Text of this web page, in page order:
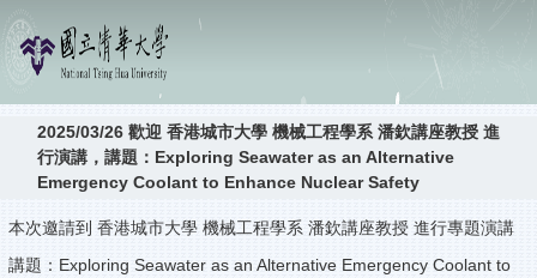
2025/03/26 歡迎 香港城市大學 機械工程學系 潘欽講座教授 進
行演講，講題：Exploring Seawater as an Alternative
Emergency Coolant to Enhance Nuclear Safety
本次邀請到 香港城市大學 機械工程學系 潘欽講座教授 進行專題演講
講題：Exploring Seawater as an Alternative Emergency Coolant to